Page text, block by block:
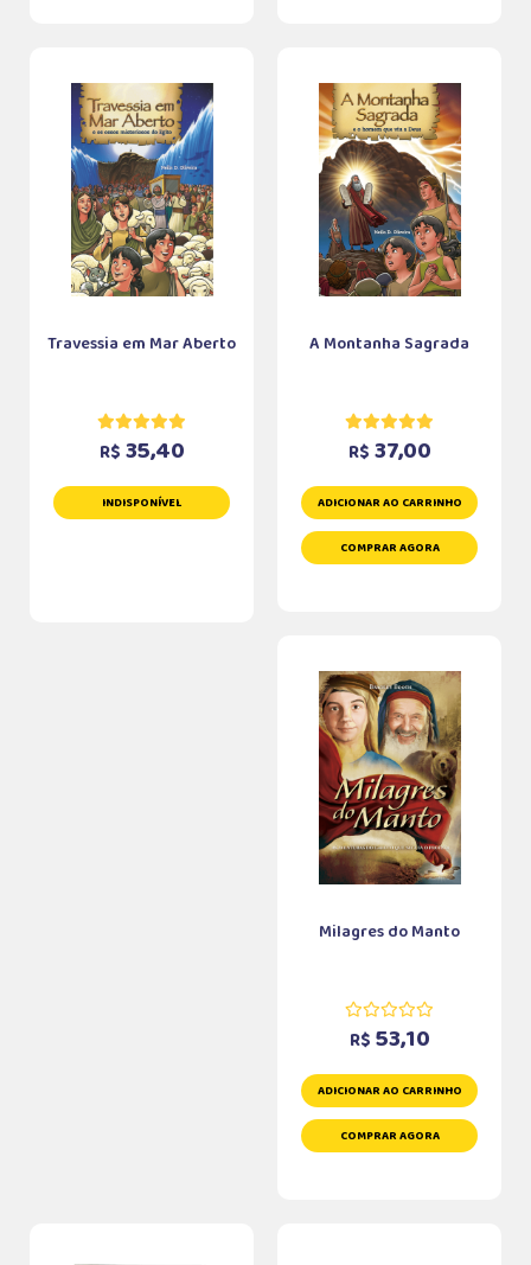
Travessia em Mar Aberto
R$ 35,40
INDISPONÍVEL
A Montanha Sagrada
R$ 37,00
ADICIONAR AO CARRINHO
COMPRAR AGORA
Milagres do Manto
R$ 53,10
ADICIONAR AO CARRINHO
COMPRAR AGORA